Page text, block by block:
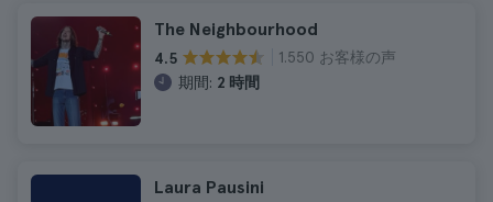
The Neighbourhood
4.5
1.550 お客様の声
期間: 2 時間
Laura Pausini